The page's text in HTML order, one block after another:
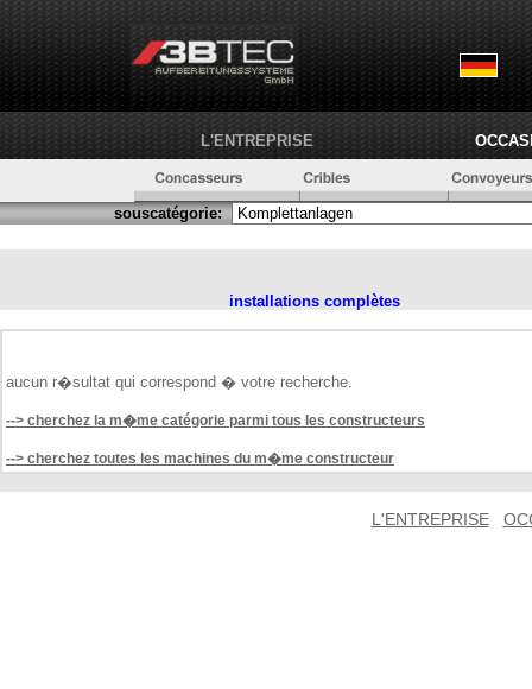
L'ENTREPRISE
souscatégorie:
installations complètes
aucun r�sultat qui correspond � votre recherche.
--> cherchez la m�me catégorie parmi tous les constructeurs
--> cherchez toutes les machines du m�me constructeur
L'ENTREPRISE